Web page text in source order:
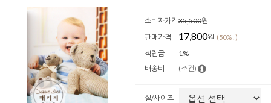
소비자가격35,500원
판매가격
17,800원 (50%↓)
적립금
1%
배송비
(조건)
실/사이즈